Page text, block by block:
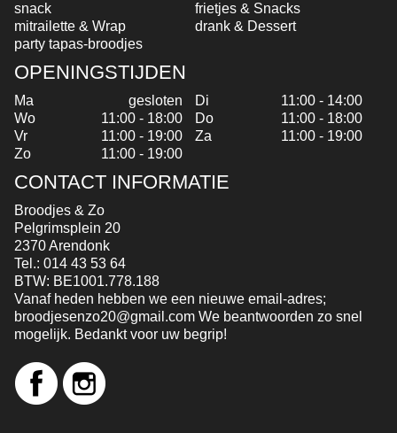
snack
frietjes & Snacks
mitrailette & Wrap
drank & Dessert
party tapas-broodjes
OPENINGSTIJDEN
Ma gesloten Di
11:00 - 14:00
Wo
11:00 - 18:00 Do
11:00 - 18:00
Vr
11:00 - 19:00 Za
11:00 - 19:00
Zo
11:00 - 19:00
CONTACT INFORMATIE
Broodjes & Zo
Pelgrimsplein 20
2370 Arendonk
Tel.: 014 43 53 64
BTW: BE1001.778.188
Vanaf heden hebben we een nieuwe email-adres;
broodjesenzo20@gmail.com We beantwoorden zo snel
mogelijk. Bedankt voor uw begrip!